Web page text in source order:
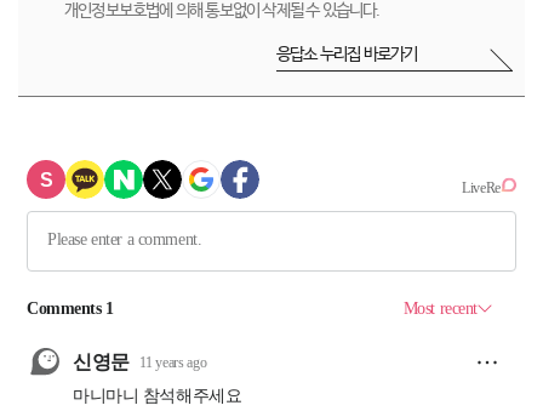
개인정보보호법에 의해 통보없이 삭제될 수 있습니다.
응답소 누리집 바로가기